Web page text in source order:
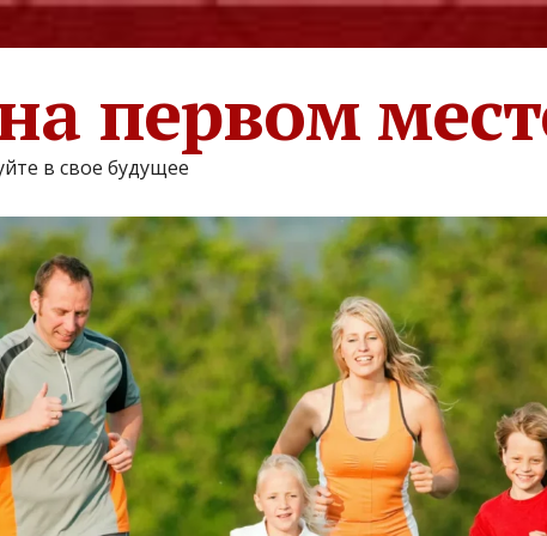
первом
в свое будущее